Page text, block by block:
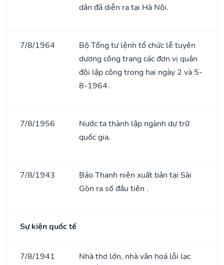
dân đã diễn ra tại Hà Nội.
7/8/1964
Bộ Tổng tư lệnh tổ chức lễ tuyên
dương công trạng các đơn vị quân
đội lập công trong hai ngày 2 và 5-
8-1964.
7/8/1956
Nước ta thành lập ngành dự trữ
quốc gia.
7/8/1943
Báo Thanh niên xuất bản tại Sài
Gòn ra số đầu tiên .
Sự kiện quốc tế
7/8/1941
Nhà thơ lớn, nhà vǎn hoá lỗi lạc